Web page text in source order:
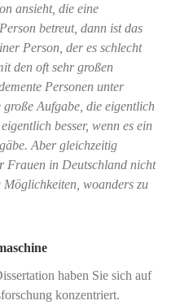
ansieht, die eine
betreut, dann ist das
Person, der es schlecht
den oft sehr großen
Personen unter
Aufgabe, die eigentlich
besser, wenn es ein
Aber gleichzeitig
Frauen in Deutschland nicht
woanders zu
haben Sie sich auf
konzentriert.